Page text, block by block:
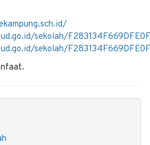
sekolah/
sekolah/